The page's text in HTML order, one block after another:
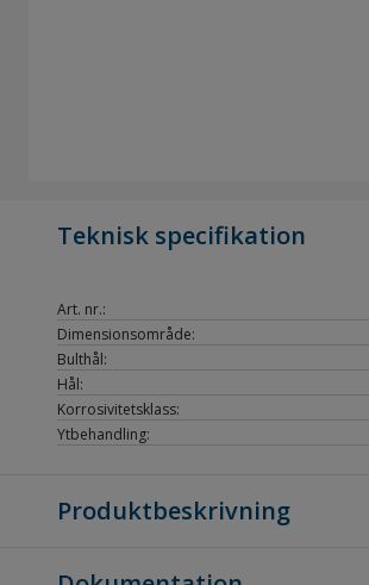
Teknisk specifikation
Art. nr.:
Dimensionsområde:
Bulthål:
Hål:
Korrosivitetsklass:
Ytbehandling:
Produktbeskrivning